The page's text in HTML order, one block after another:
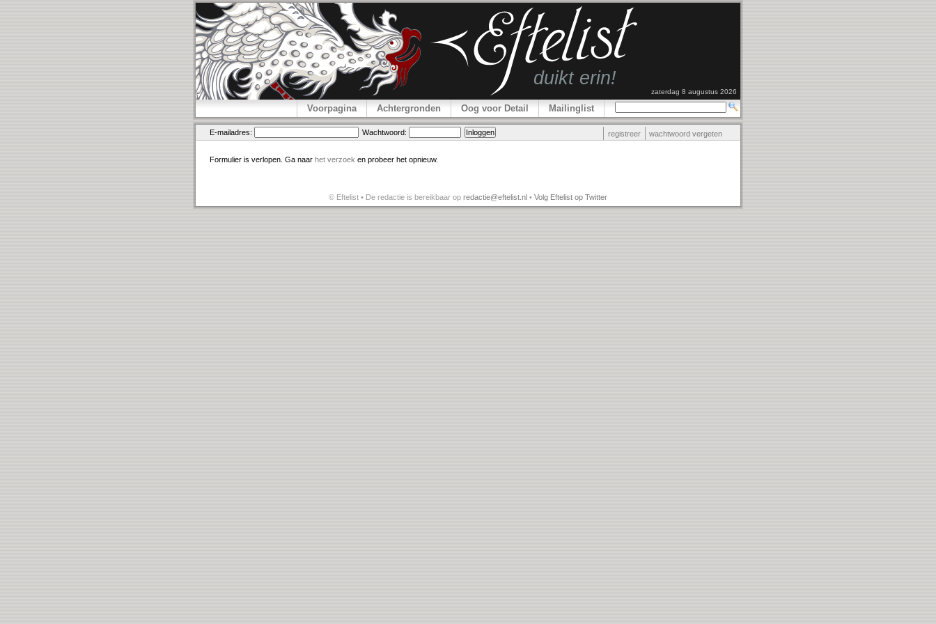
zaterdag 8 augustus 2026
Voorpagina Achtergronden Oog voor Detail Mailinglist
E-mailadres: Wachtwoord: registreer wachtwoord vergeten
Formulier is verlopen. Ga naar het verzoek en probeer het opnieuw.
© Eftelist • De redactie is bereikbaar op redactie@eftelist.nl • Volg Eftelist op Twitter